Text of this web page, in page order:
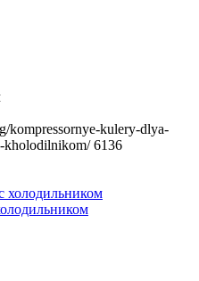
kompressornye-kulery-dlya-
kholodilnikom/ 6136